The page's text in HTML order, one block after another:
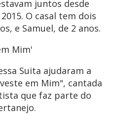
juntos desde
O casal tem dois
e Samuel, de 2 anos.
Mim'
Suita ajudaram a
em Mim", cantada
que faz parte do